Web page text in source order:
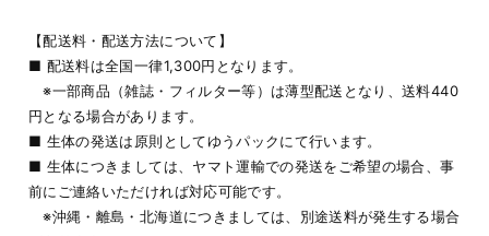
【配送料・配送方法について】
■ 配送料は全国一律1,300円となります。
※一部商品（雑誌・フィルター等）は薄型配送となり、送料440
円となる場合があります。
■ 生体の発送は原則としてゆうパックにて行います。
■ 生体につきましては、ヤマト運輸での発送をご希望の場合、事
前にご連絡いただければ対応可能です。
※沖縄・離島・北海道につきましては、別途送料が発生する場合